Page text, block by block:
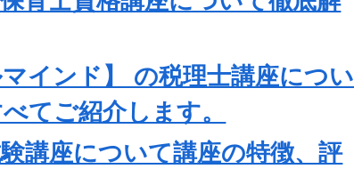
インド】 の税理士講座につい
てご紹介します。
講座について講座の特徴、評